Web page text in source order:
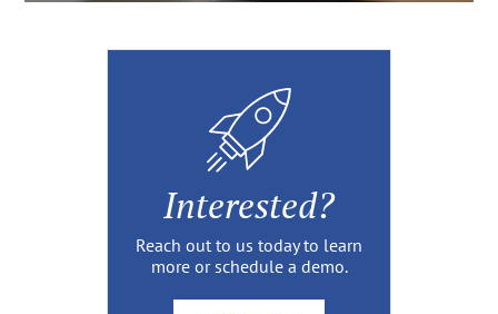
Interested?
Reach out to us today to learn
more or schedule a demo.